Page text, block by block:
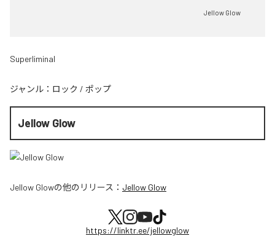
Jellow Glow
Superliminal
ジャンル： ロック / ポップ
Jellow Glow
Jellow Glowの他のリリース： Jellow Glow
https://linktr.ee/jellowglow